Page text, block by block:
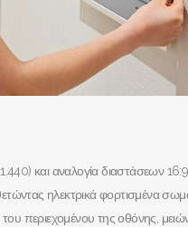
και αναλογία διαστάσεων 16:9.
ηλεκτρικά φορτισμένα
περιεχομένου της οθόνης,